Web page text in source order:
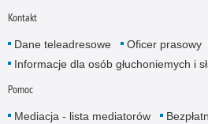
Kontakt
Dane teleadresowe
Oficer prasowy
Informacje dla osób głuchoniemych i
Pomoc
Mediacja - lista mediatorów